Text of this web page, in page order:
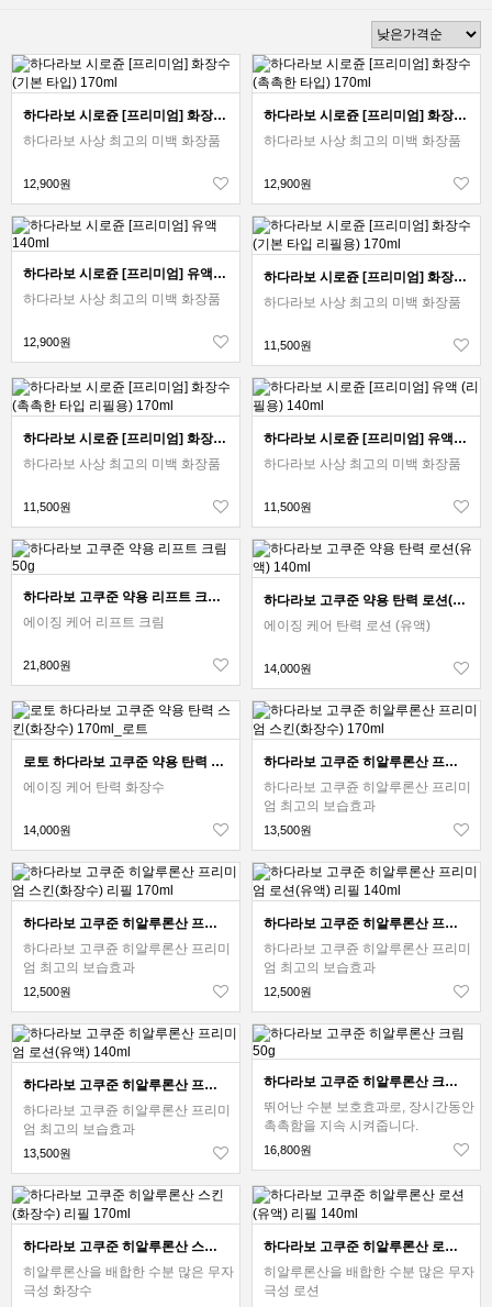
하다라보 시로쥰 [프리미엄] 화장수 (기본 타입) 170ml
하다라보 사상 최고의 미백 화장품
12,900원
하다라보 시로쥰 [프리미엄] 화장수 (촉촉한 타입) 170ml
하다라보 사상 최고의 미백 화장품
12,900원
하다라보 시로쥰 [프리미엄] 유액 140ml
하다라보 사상 최고의 미백 화장품
12,900원
하다라보 시로쥰 [프리미엄] 화장수 (기본 타입 리필용) 170ml
하다라보 사상 최고의 미백 화장품
11,500원
하다라보 시로쥰 [프리미엄] 화장수 (촉촉한 타입 리필용) 170ml
하다라보 사상 최고의 미백 화장품
11,500원
하다라보 시로쥰 [프리미엄] 유액 (리필용) 140ml
하다라보 사상 최고의 미백 화장품
11,500원
하다라보 고쿠준 약용 리프트 크림 50g
에이징 케어 리프트 크림
21,800원
하다라보 고쿠준 약용 탄력 로션(유액) 140ml
에이징 케어 탄력 로션 (유액)
14,000원
로토 하다라보 고쿠준 약용 탄력 스킨(화장수) 170ml_로트
에이징 케어 탄력 화장수
14,000원
하다라보 고쿠준 히알루론산 프리미엄 스킨(화장수) 170ml
하다라보 고쿠쥰 히알루론산 프리미
엄 최고의 보습효과
13,500원
하다라보 고쿠준 히알루론산 프리미엄 스킨(화장수) 리필 170ml
하다라보 고쿠쥰 히알루론산 프리미
엄 최고의 보습효과
12,500원
하다라보 고쿠준 히알루론산 프리미엄 로션(유액) 리필 140ml
하다라보 고쿠쥰 히알루론산 프리미
엄 최고의 보습효과
12,500원
하다라보 고쿠준 히알루론산 프리미엄 로션(유액) 140ml
하다라보 고쿠쥰 히알루론산 프리미
엄 최고의 보습효과
13,500원
하다라보 고쿠준 히알루론산 크림 50g
뛰어난 수분 보호효과로, 장시간동안
촉촉함을 지속 시켜줍니다.
16,800원
하다라보 고쿠준 히알루론산 스킨(화장수) 리필 170ml
히알루론산을 배합한 수분 많은 무자
극성 화장수
하다라보 고쿠준 히알루론산 로션(유액) 리필 140ml
히알루론산을 배합한 수분 많은 무자
극성 로션